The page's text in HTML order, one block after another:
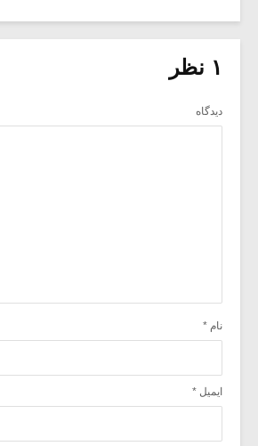
۱ نظر
دیدگاه
نام *
ایمیل *